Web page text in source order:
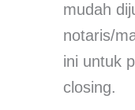
mudah
notaris/
ini untuk
closing.